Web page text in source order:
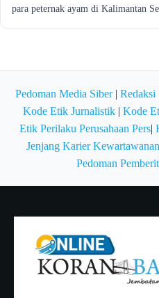
para peternak ayam di Kalimantan
Pedoman Media Siber| Redaksi
Kode Etik Jurnalistik| Kode
Etik Perilaku Perusahaan Pers|
Jenjang Karier Kewartawanan
Pedoman